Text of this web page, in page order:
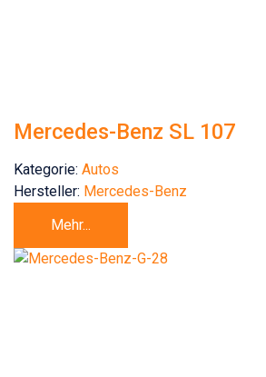
Mercedes-Benz SL 107
Kategorie: Autos
Hersteller: Mercedes-Benz
Mehr...